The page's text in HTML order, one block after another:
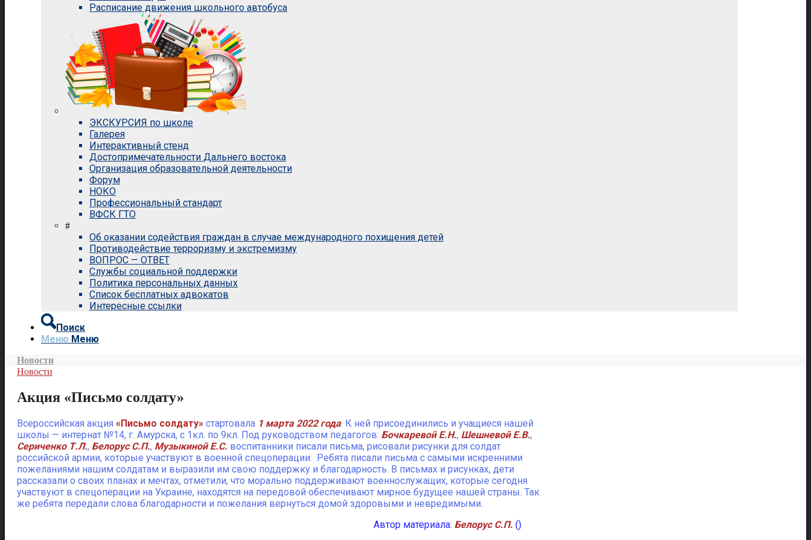
Расписание движения школьного автобуса
ЭКСКУРСИЯ по школе
Галерея
Интерактивный стенд
Достопримечательности Дальнего востока
Организация образовательной деятельности
Форум
НОКО
Профессиональный стандарт
ВФСК ГТО
#
Об оказании содействия граждан в случае международного похищения детей
Противодействие терроризму и экстремизму
ВОПРОС — ОТВЕТ
Службы социальной поддержки
Политика персональных данных
Список бесплатных адвокатов
Интересные ссылки
Поиск
Меню Меню
Новости
Новости
Акция «Письмо солдату»
Всероссийская акция «Письмо солдату» стартовала 1 марта 2022 года. К ней присоединились и учащиеся нашей
школы — интернат №14, г. Амурска, с 1кл. по 9кл. Под руководством педагогов: Бочкаревой Е.Н., Шешневой Е.В.,
Сериченко Т.Л., Белорус С.П., Музыкиной Е.С. воспитанники писали письма, рисовали рисунки для солдат
российской армии, которые участвуют в военной спецоперации. Ребята писали письма с самыми искренними
пожеланиями нашим солдатам и выразили им свою поддержку и благодарность. В письмах и рисунках, дети
рассказали о своих планах и мечтах, отметили, что морально поддерживают военнослужащих, которые сегодня
участвуют в спецоперации на Украине, находятся на передовой обеспечивают мирное будущее нашей страны. Так
же ребята передали слова благодарности и пожелания вернуться домой здоровыми и невредимыми.
Автор материала: Белорус С.П. ()